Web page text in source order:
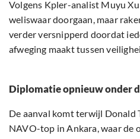
Volgens Kpler-analist Muyu
weliswaar doorgaan, maar
verder versnipperd doordat
afweging maakt tussen
Diplomatie opnieuw onder
De aanval komt terwijl Donald
NAVO-top in Ankara, waar de